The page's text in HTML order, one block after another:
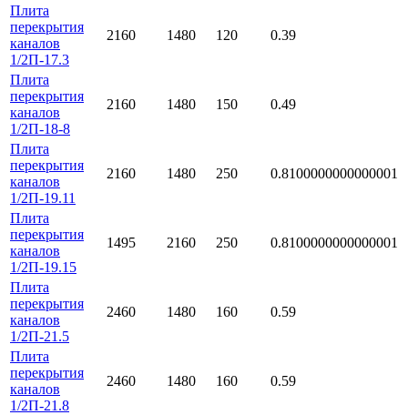
Плита
перекрытия
каналов
1/2П-17.3
2160 1480 120 0.39
Плита
перекрытия
каналов
1/2П-18-8
2160 1480 150 0.49
Плита
перекрытия
каналов
1/2П-19.11
2160 1480 250 0.8100000000000001
Плита
перекрытия
каналов
1/2П-19.15
1495 2160 250 0.8100000000000001
Плита
перекрытия
каналов
1/2П-21.5
2460 1480 160 0.59
Плита
перекрытия
каналов
1/2П-21.8
2460 1480 160 0.59